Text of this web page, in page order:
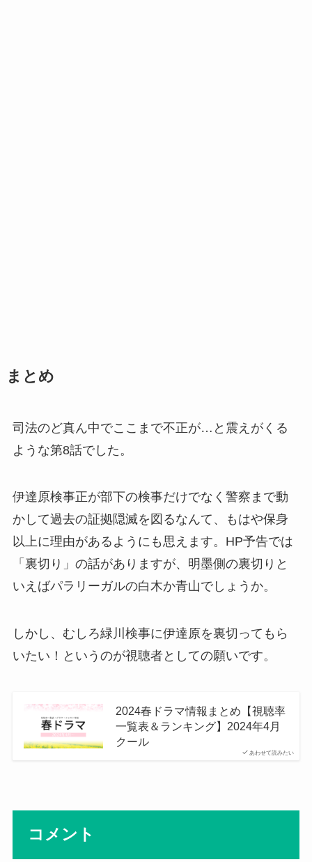
まとめ
司法のど真ん中でここまで不正が…と震えがくる
ような第8話でした。
伊達原検事正が部下の検事だけでなく警察まで動
かして過去の証拠隠滅を図るなんて、もはや保身
以上に理由があるようにも思えます。HP予告では
「裏切り」の話がありますが、明墨側の裏切りと
いえばパラリーガルの白木か青山でしょうか。
しかし、むしろ緑川検事に伊達原を裏切ってもら
いたい！というのが視聴者としての願いです。
あわせて読みたい
2024春ドラマ情報まとめ【視聴率
一覧表＆ランキング】2024年4月
クール
コメント